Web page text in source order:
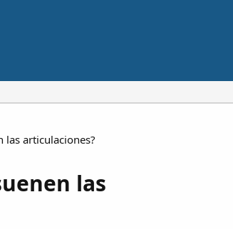
las articulaciones?
las